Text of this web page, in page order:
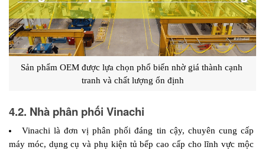
Sản phẩm OEM được lựa chọn phổ biến nhờ giá thành cạnh
tranh và chất lượng ổn định
4.2. Nhà phân phối Vinachi
Vinachi là đơn vị phân phối đáng tin cậy, chuyên cung cấp
máy móc, dụng cụ và phụ kiện tủ bếp cao cấp cho lĩnh vực mộc